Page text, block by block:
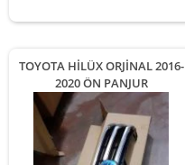
TOYOTA HİLÜX ORJİNAL 2016-
2020 ÖN PANJUR